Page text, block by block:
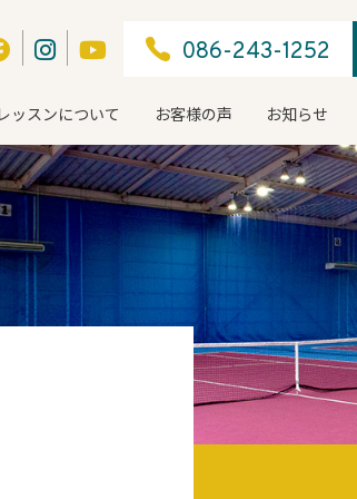
086-243-1252
ッスンについて お客様の声 お知らせ